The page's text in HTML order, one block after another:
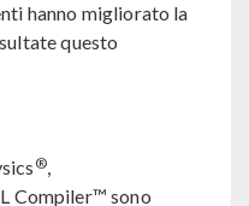
hanno migliorato la
questo
®,
Compiler™ sono